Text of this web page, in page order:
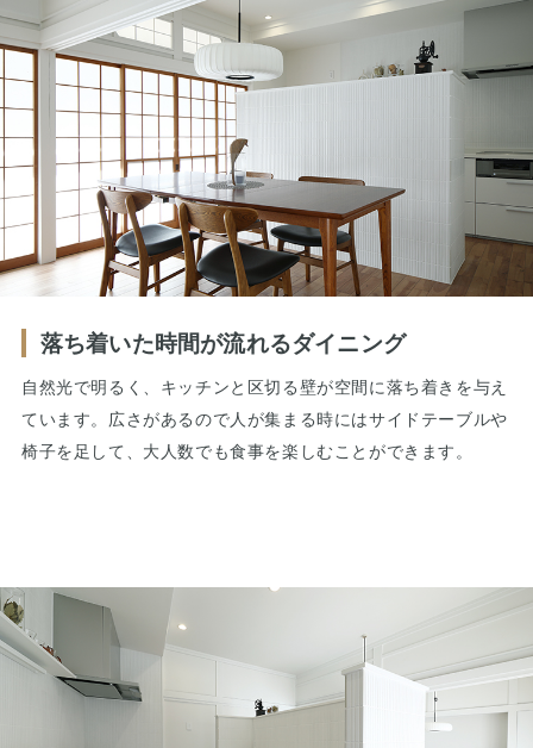
落ち着いた時間が流れるダイニング
自然光で明るく、キッチンと区切る壁が空間に落ち着きを与え
ています。広さがあるので人が集まる時にはサイドテーブルや
椅子を足して、大人数でも食事を楽しむことができます。